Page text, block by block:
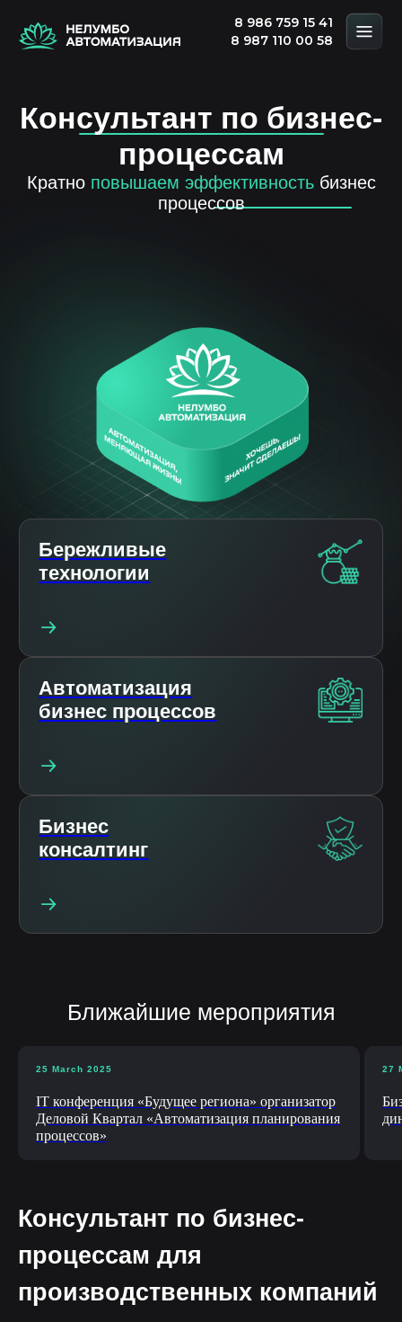
8 986 759 15 41
8 987 110 00 58
процессам
Кратно повышаем эффективностьбизнес
процессов
Бережливые
Автоматизация
бизнес процессов
Ближайшие мероприятия
25 March 2025
IT конференция «Будущее региона» организатор
Деловой Квартал «Автоматизация планирования
процессов»
27
Консультант по бизнес-
процессам для
производственных компаний